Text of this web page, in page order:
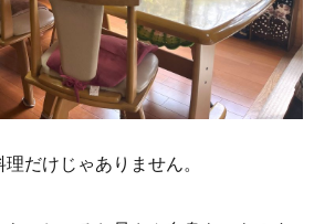
だけじゃありません。